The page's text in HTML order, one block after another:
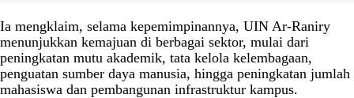
Ia mengklaim, selama kepemimpinannya, UIN Ar-Raniry
menunjukkan kemajuan di berbagai sektor, mulai dari
peningkatan mutu akademik, tata kelola kelembagaan,
penguatan sumber daya manusia, hingga peningkatan jumlah
mahasiswa dan pembangunan infrastruktur kampus.